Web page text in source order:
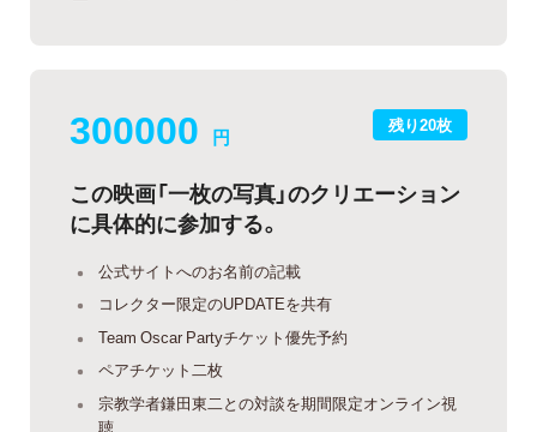
残り20枚
300000 円
この映画「一枚の写真」のクリエーション
に具体的に参加する。
公式サイトへのお名前の記載
コレクター限定のUPDATEを共有
Team Oscar Partyチケット優先予約
ペアチケット二枚
宗教学者鎌田東二との対談を期間限定オンライン視
聴